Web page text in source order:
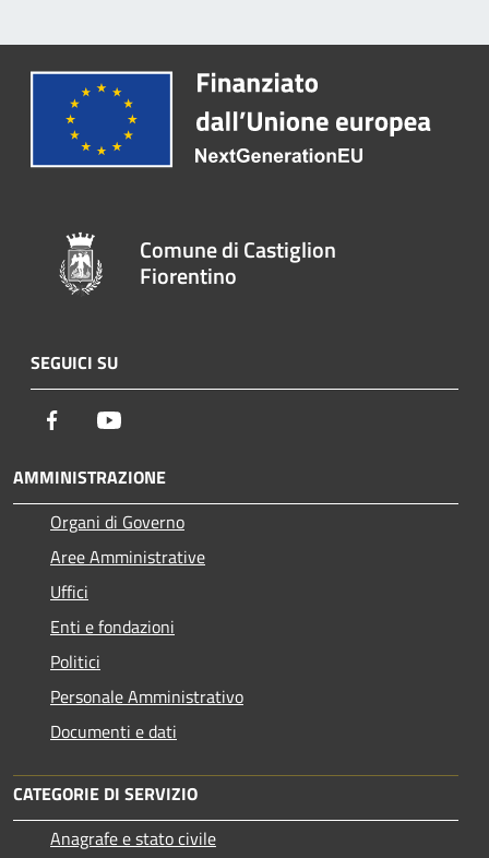
Comune di Castiglion
Fiorentino
SEGUICI SU
Facebook
AMMINISTRAZIONE
Organi di Governo
Aree Amministrative
Uffici
Enti e fondazioni
Politici
Personale Amministrativo
Documenti e dati
CATEGORIE DI SERVIZIO
Anagrafe e stato civile